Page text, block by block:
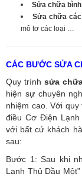
Sửa chữa
Sửa chữa
mô tơ các loại …
CÁC BƯỚC SỬA
Quy trình sửa
hiện sự chuyên
nhiệm cao. Với
điều Cơ Điện
với bất cứ khách
sau:
Bước 1: Sau khi
Lạnh Thủ Dầu